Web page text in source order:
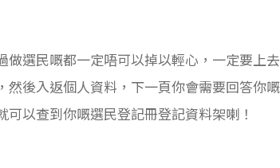
做選民嘅都一定唔可以掉以輕心，一定要上去
然後入返個人資料，下一頁你會需要回答你
可以查到你嘅選民登記冊登記資料架喇！